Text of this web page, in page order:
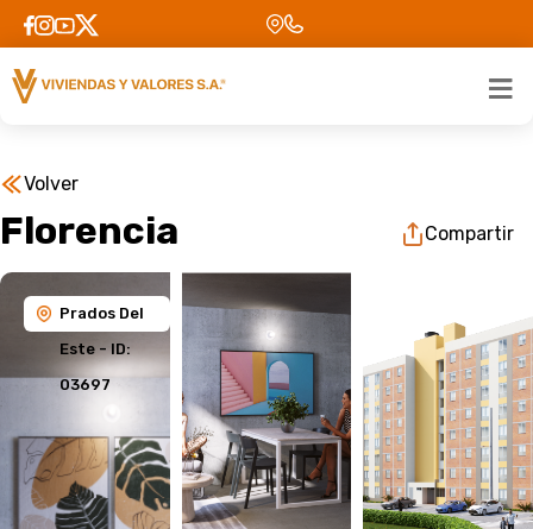
Volver
Florencia Compartir